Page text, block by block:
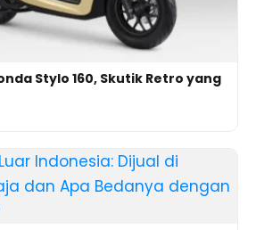
Stylo 160, Skutik Retro yang